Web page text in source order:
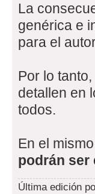
La
genérica e
para el
Por lo
detallen en
todos.
En el
podrán ser
Última edición